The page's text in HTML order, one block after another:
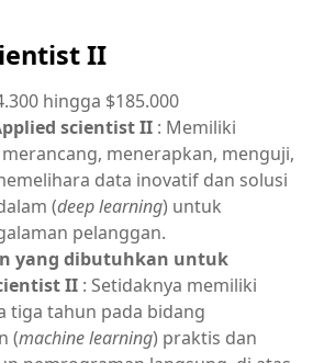
II
hingga $185.000
scientist II : Memiliki
menerapkan, menguji,
data inovatif dan solusi
(deep learning) untuk
pelanggan.
yang dibutuhkan untuk
II : Setidaknya memiliki
tiga tahun pada bidang
(machine learning) praktis dan